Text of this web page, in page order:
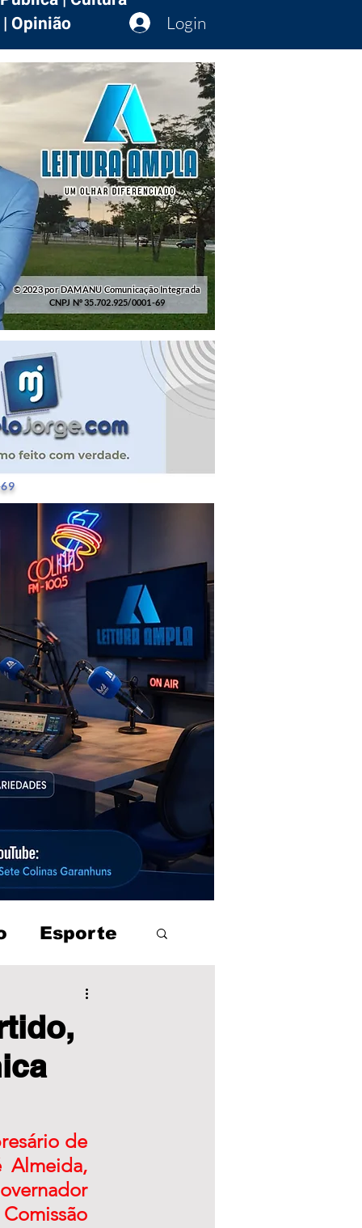
Login
Opinião
© 2023 por DAMANU Comunicação Integrada
CNPJ Nº 35.702.925/0001-69
0001-69
Esporte
de
Almeida,